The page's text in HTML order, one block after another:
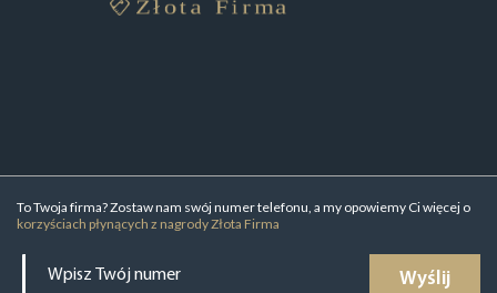
To Twoja firma? Zostaw nam swój numer telefonu, a my opowiemy Ci więcej o
korzyściach płynących z nagrody Złota Firma
Wyślij